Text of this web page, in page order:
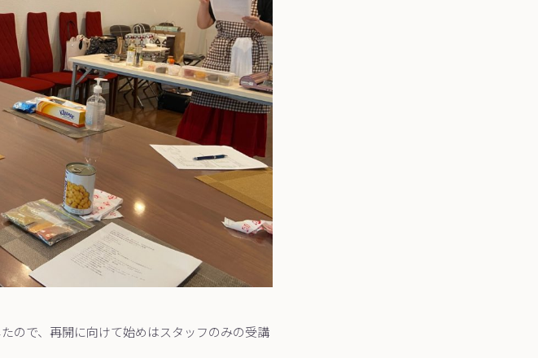
ので、再開に向けて始めはスタッフのみの受講